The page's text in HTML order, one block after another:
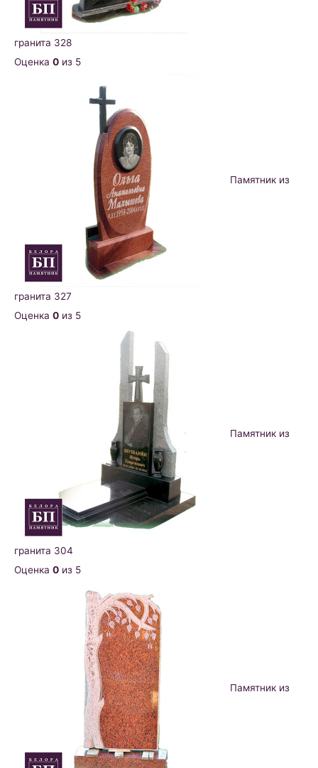
гранита 328
Оценка 0 из 5
Памятник из
гранита 327
Оценка 0 из 5
Памятник из
гранита 304
Оценка 0 из 5
Памятник из